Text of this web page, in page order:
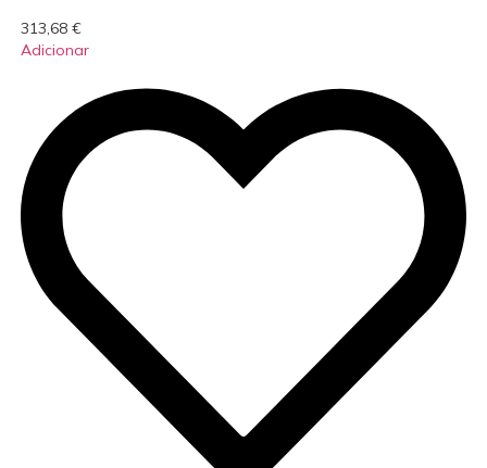
313,68 €
Adicionar